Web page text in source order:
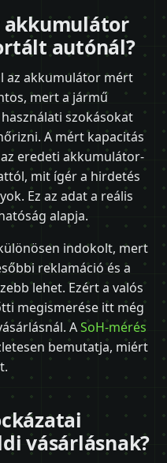
akkumulátor
autónál?
az akkumulátor mért
mert a jármű
szokásokat
A mért kapacitás
eredeti akkumulátor-
mit ígér a hirdetés
Ez az adat a reális
alapja.
indokolt, mert
reklamáció és a
lehet. Ezért a valós
megismerése itt még
ASoH-mérés
bemutatja, miért
vásárlásnak?